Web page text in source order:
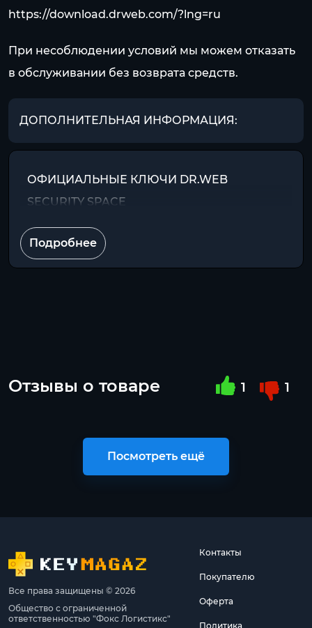
https://download.drweb.com/?lng=ru
При несоблюдении условий мы можем отказать
в обслуживании без возврата средств.
ДОПОЛНИТЕЛЬНАЯ ИНФОРМАЦИЯ:
ОФИЦИАЛЬНЫЕ КЛЮЧИ DR.WEB
SECURITY SPACE
Подробнее
Отзывы о товаре 1 1
Посмотреть ещё
Все права защищены © 2026
Общество с ограниченной
ответственностью "Фокс Логистикс"
Контакты
Покупателю
Оферта
Политика